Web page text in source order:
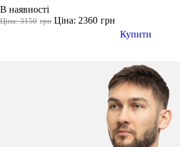
В наявності
грн
Ціна: 3150 грн
Ціна: 2360
Купити